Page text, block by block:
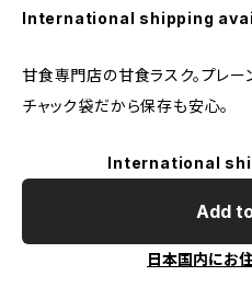
International shipping
甘食専門店の甘食ラスク。プレ
チャック袋だから保存も安心。
International
Add
日本国内にお